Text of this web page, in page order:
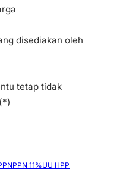
disediakan oleh
tetap tidak
PPN 11%UU HPP